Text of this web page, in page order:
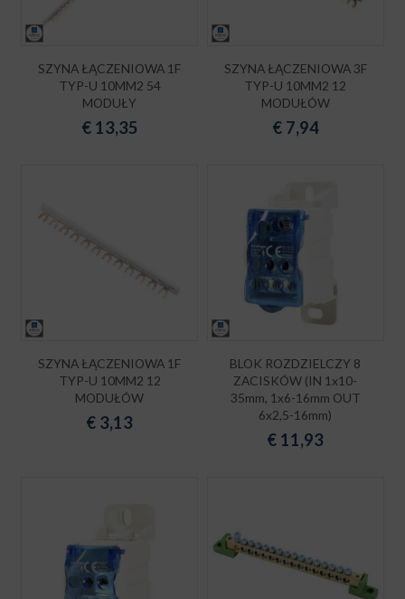
SZYNA ŁĄCZENIOWA 1F
TYP-U 10MM2 54
MODUŁY
€ 13,35
SZYNA ŁĄCZENIOWA 3F
TYP-U 10MM2 12
MODUŁÓW
€ 7,94
SZYNA ŁĄCZENIOWA 1F
TYP-U 10MM2 12
MODUŁÓW
€ 3,13
BLOK ROZDZIELCZY 8
ZACISKÓW (IN 1x10-
35mm, 1x6-16mm OUT
6x2,5-16mm)
€ 11,93